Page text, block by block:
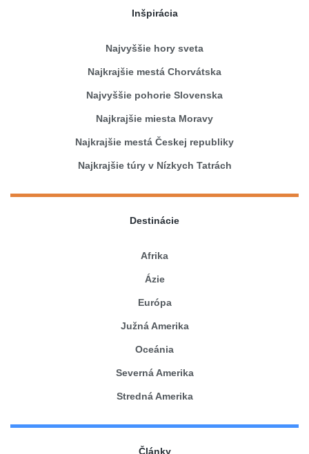
Inšpirácia
Najvyššie hory sveta
Najkrajšie mestá Chorvátska
Najvyššie pohorie Slovenska
Najkrajšie miesta Moravy
Najkrajšie mestá Českej republiky
Najkrajšie túry v Nízkych Tatrách
Destinácie
Afrika
Ázie
Európa
Južná Amerika
Oceánia
Severná Amerika
Stredná Amerika
Články